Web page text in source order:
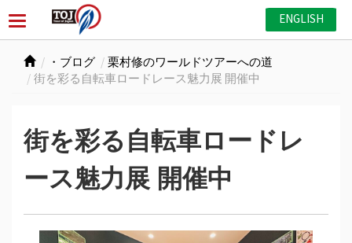
ENGLISH
・ブログ
栗村修のワールドツアーへの道
街を彩る自転車ロードレース魅力展 開催中
街を彩る自転車ロードレ
ース魅力展 開催中